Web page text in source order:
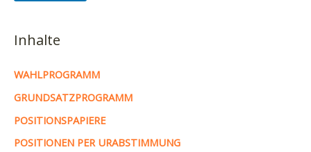
Inhalte
WAHLPROGRAMM
GRUNDSATZPROGRAMM
POSITIONSPAPIERE
POSITIONEN PER URABSTIMMUNG